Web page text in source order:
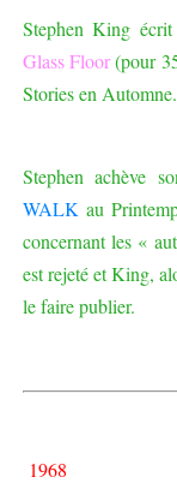
Stephen King
Glass Floor(pour
Stories en Automne.
Stephen achève
WALK au
concernant les «
est rejeté et King,
le faire publier.
1968